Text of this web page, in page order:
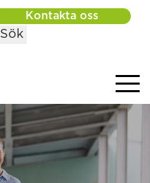
Kontakta oss
Sök